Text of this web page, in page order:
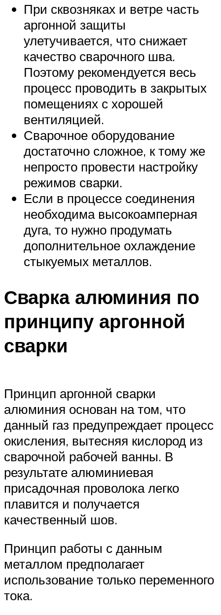
При сквозняках и ветре часть
аргонной защиты
улетучивается, что снижает
качество сварочного шва.
Поэтому рекомендуется весь
процесс проводить в закрытых
помещениях с хорошей
вентиляцией.
Сварочное оборудование
достаточно сложное, к тому же
непросто провести настройку
режимов сварки.
Если в процессе соединения
необходима высокоамперная
дуга, то нужно продумать
дополнительное охлаждение
стыкуемых металлов.
Сварка алюминия по
принципу аргонной
сварки
Принцип аргонной сварки
алюминия основан на том, что
данный газ предупреждает процесс
окисления, вытесняя кислород из
сварочной рабочей ванны. В
результате алюминиевая
присадочная проволока легко
плавится и получается
качественный шов.
Принцип работы с данным
металлом предполагает
использование только переменного
тока.